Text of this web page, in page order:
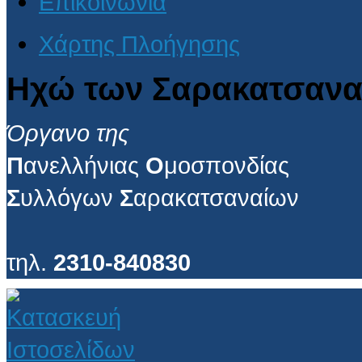
Χάρτης Πλοήγησης
Ηχώ των
Όργανο της
Πανελλήνιας Ομοσπονδίας
Συλλόγων Σαρακατσαναίων
τηλ. 2310-840830